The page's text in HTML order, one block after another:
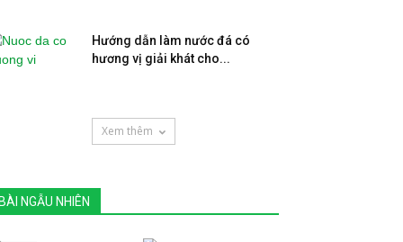
Hướng dẫn làm nước đá có
hương vị giải khát cho...
Xem thêm
BÀI NGẪU NHIÊN